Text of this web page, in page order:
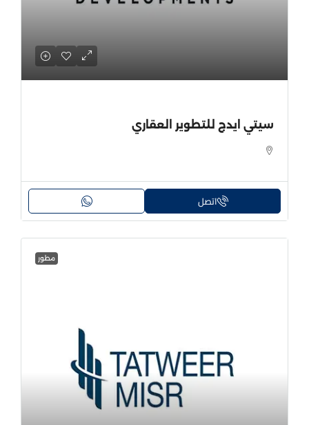
سيتي ايدج للتطوير العقاري
اتصل
مطور